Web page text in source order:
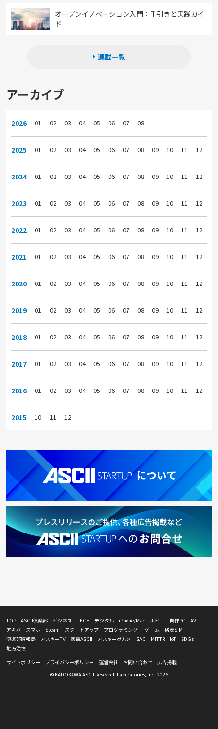
オープンイノベーション入門：手引きと実践ガイ
ド
連載一覧
アーカイブ
2026 01 02 03 04 05 06 07 08
2025 01 02 03 04 05 06 07 08 09 10 11 12
2024 01 02 03 04 05 06 07 08 09 10 11 12
2023 01 02 03 04 05 06 07 08 09 10 11 12
2022 01 02 03 04 05 06 07 08 09 10 11 12
2021 01 02 03 04 05 06 07 08 09 10 11 12
2020 01 02 03 04 05 06 07 08 09 10 11 12
2019 01 02 03 04 05 06 07 08 09 10 11 12
2018 01 02 03 04 05 06 07 08 09 10 11 12
2017 01 02 03 04 05 06 07 08 09 10 11 12
2016 01 02 03 04 05 06 07 08 09 10 11 12
2015 10 11 12
TOP ASCII倶楽部 ビジネス TECH デジタル iPhone/Mac ホビー 自作PC
AV
アキバ
スマホ Steam スタートアップ プログラミング+ ゲーム
格安SIM
倶楽部情報局
アスキーTV 家電ASCII アスキーグルメ SAO MITTR IoT
SDGs
地方活性
サイトポリシー
プライバシーポリシー 運営会社 お問い合わせ
広告掲載
© KADOKAWA ASCII Research Laboratories, Inc. 2026